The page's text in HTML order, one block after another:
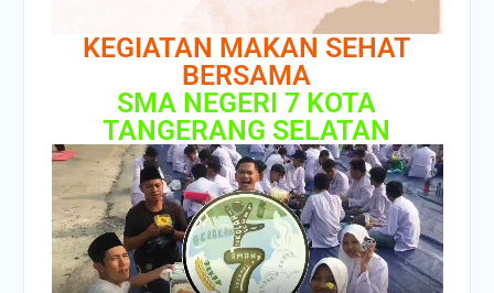
KEGIATAN MAKAN SEHAT
BERSAMA
SMA NEGERI 7 KOTA
TANGERANG SELATAN